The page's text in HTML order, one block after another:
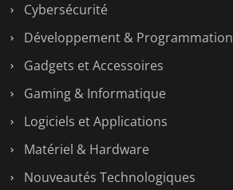
Cybersécurité
Développement & Programmation
Gadgets et Accessoires
Gaming & Informatique
Logiciels et Applications
Matériel & Hardware
Nouveautés Technologiques